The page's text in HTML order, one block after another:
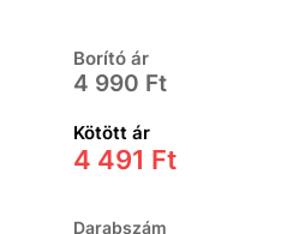
Borító ár
4 990 Ft
Kötött ár
4 491 Ft
Darabszám